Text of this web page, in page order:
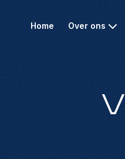
Home Over ons